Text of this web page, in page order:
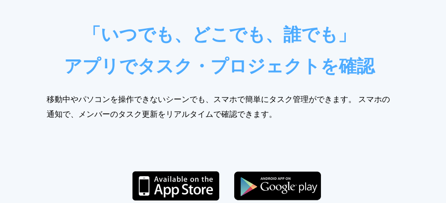
「いつでも、どこでも、誰でも」
アプリでタスク・プロジェクトを確認
移動中やパソコンを操作できないシーンでも、スマホで簡単にタスク管理ができます。 スマホの
通知で、メンバーのタスク更新をリアルタイムで確認できます。